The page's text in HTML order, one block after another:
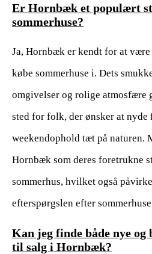
Er Hornbæk et populært
sommerhuse?
Ja, Hornbæk er kendt for at
købe sommerhuse i. Dets
omgivelser og rolige atmosfære
sted for folk, der ønsker at nyde
weekendophold tæt på naturen.
Hornbæk som deres foretrukne
sommerhus, hvilket også
efterspørgslen efter
Kan jeg finde både nye og
til salg i Hornbæk?